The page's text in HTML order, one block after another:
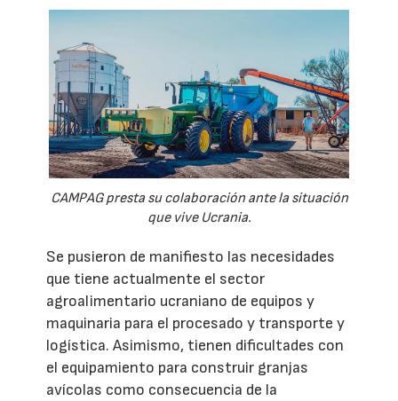
CAMPAG presta su colaboración ante la situación
que vive Ucrania.
Se pusieron de manifiesto las necesidades
que tiene actualmente el sector
agroalimentario ucraniano de equipos y
maquinaria para el procesado y transporte y
logística. Asimismo, tienen dificultades con
el equipamiento para construir granjas
avícolas como consecuencia de la